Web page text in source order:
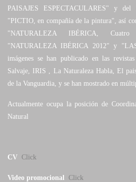
PAISAJES ESPECTACULARES" y del
"PICTIO, en compañía de la pintura", así
"NATURALEZA IBÉRICA,
"NATURALEZA IBÉRICA 2012" y
imágenes se han publicado en las
Salvaje, IRIS , La Naturaleza Habla, El
de la Vanguardia, y se han mostrado en
Actualmente ocupa la posición de
Natural
CV Click
Video promocional Click